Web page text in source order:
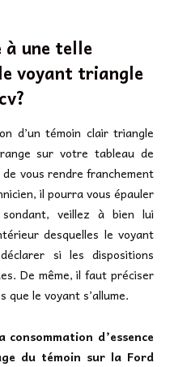
une telle
voyant triangle
d’un témoin clair triangle
sur votre tableau de
vous rendre franchement
il pourra vous épauler
veillez à bien lui
desquelles le voyant
si les dispositions
De même, il faut préciser
que le voyant s’allume.
d’essence
du témoin sur la Ford